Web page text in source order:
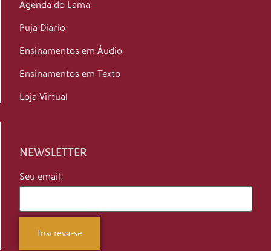
Agenda do Lama
Puja Diário
Ensinamentos em Áudio
Ensinamentos em Texto
Loja Virtual
NEWSLETTER
Seu email: